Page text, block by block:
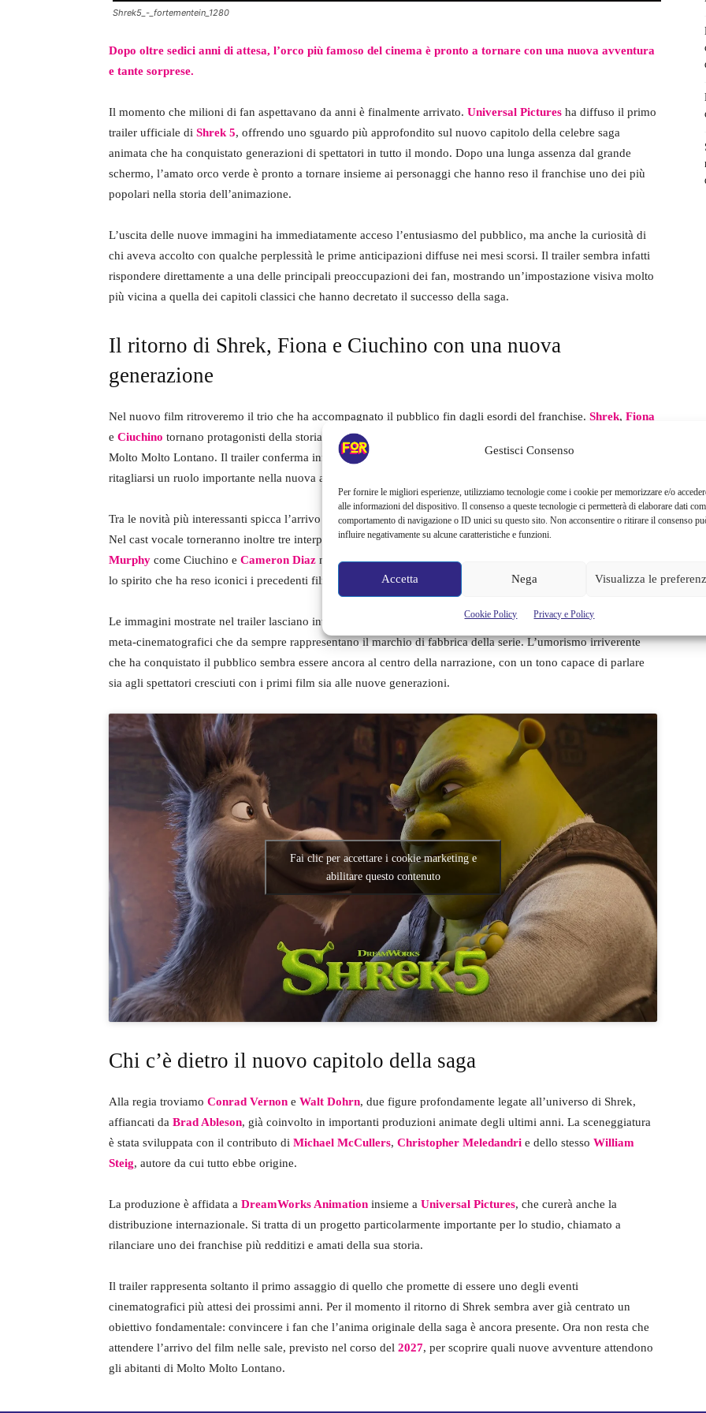
Gestisci Consenso
Per fornire le migliori esperienze, utilizziamo tecnologie come i cookie per memorizzare e/o
alle informazioni del dispositivo. Il consenso a queste tecnologie ci permetterà di elaborare dati
comportamento di navigazione o ID unici su questo sito. Non acconsentire o ritirare il consenso
influire negativamente su alcune caratteristiche e funzioni.
Accetta Nega Visualizza le
Cookie Policy Privacy e Policy
Shrek5_-_fortementein_1280
Dopo oltre sedici anni di attesa, l’orco più famoso del cinema è pronto a tornare con una nuova avventura
e tante sorprese.
Il momento che milioni di fan aspettavano da anni è finalmente arrivato. Universal Pictures ha diffuso il primo
trailer ufficiale di Shrek 5, offrendo uno sguardo più approfondito sul nuovo capitolo della celebre saga
animata che ha conquistato generazioni di spettatori in tutto il mondo. Dopo una lunga assenza dal grande
schermo, l’amato orco verde è pronto a tornare insieme ai personaggi che hanno reso il franchise uno dei più
popolari nella storia dell’animazione.
L’uscita delle nuove immagini ha immediatamente acceso l’entusiasmo del pubblico, ma anche la curiosità di
chi aveva accolto con qualche perplessità le prime anticipazioni diffuse nei mesi scorsi. Il trailer sembra infatti
rispondere direttamente a una delle principali preoccupazioni dei fan, mostrando un’impostazione visiva molto
più vicina a quella dei capitoli classici che hanno decretato il successo della saga.
Il ritorno di Shrek, Fiona e Ciuchino con una nuova
generazione
Nel nuovo film ritroveremo il trio che ha accompagnato il pubblico fin dagli esordi del franchise. Shrek, Fiona
e Ciuchino tornano protagonisti della storia, ma questa volta avranno accanto anche i figli della coppia reale di
Molto Molto Lontano. Il trailer conferma infatti la presenza di
FerguseFarkle, ormai pronti a
ritagliarsi un ruolo importante nella nuova avventura.
Tra le novità più interessanti spicca l’arrivo di Zendaya, che nella versione originale presterà la voce a Felicia.
Nel cast vocale torneranno inoltre tre interpreti storici della saga:Mike Myersnei panni di Shrek,
Murphy come Ciuchino e Cameron Diaz nel ruolo di Fiona. Una combinazione che punta a mantenere intatto
lo spirito che ha reso iconici i precedenti film.
Le immagini mostrate nel trailer lasciano intravedere una miscela di comicità, situazioni assurde e riferimenti
meta-cinematografici che da sempre rappresentano il marchio di fabbrica della serie. L’umorismo irriverente
che ha conquistato il pubblico sembra essere ancora al centro della narrazione, con un tono capace di parlare
sia agli spettatori cresciuti con i primi film sia alle nuove generazioni.
Fai clic per accettare i cookie marketing e
abilitare questo contenuto
Chi c’è dietro il nuovo capitolo della saga
Alla regia troviamo Conrad Vernon e Walt Dohrn, due figure profondamente legate all’universo di Shrek,
affiancati da Brad Ableson, già coinvolto in importanti produzioni animate degli ultimi anni. La sceneggiatura
è stata sviluppata con il contributo di Michael McCullers, Christopher Meledandri e dello stesso William
Steig, autore da cui tutto ebbe origine.
La produzione è affidata a DreamWorks Animation insieme a Universal Pictures, che curerà anche la
distribuzione internazionale. Si tratta di un progetto particolarmente importante per lo studio, chiamato a
rilanciare uno dei franchise più redditizi e amati della sua storia.
Il trailer rappresenta soltanto il primo assaggio di quello che promette di essere uno degli eventi
cinematografici più attesi dei prossimi anni. Per il momento il ritorno di Shrek sembra aver già centrato un
obiettivo fondamentale: convincere i fan che l’anima originale della saga è ancora presente. Ora non resta che
attendere l’arrivo del film nelle sale, previsto nel corso del 2027, per scoprire quali nuove avventure attendono
gli abitanti di Molto Molto Lontano.